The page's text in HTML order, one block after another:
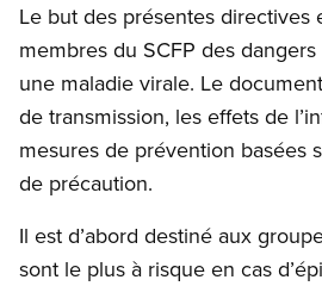
Le but des présentes directives
membres du SCFP des dangers
une maladie virale. Le
de transmission, les effets de
mesures de prévention basées
de précaution.
Il est d’abord destiné aux
sont le plus à risque en cas